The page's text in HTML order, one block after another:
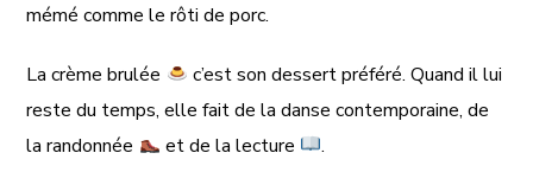
mémé comme le rôti de porc.
La crème brulée
c’est son dessert préféré. Quand il lui
reste du temps, elle fait de la danse contemporaine, de
la randonnée
et de la lecture .